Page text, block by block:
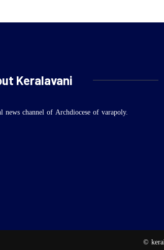
Keralavani
news channel of Archdiocese of varapoly.
©